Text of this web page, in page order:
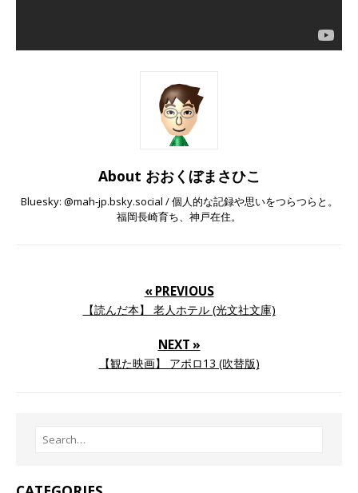
About おおくぼまさひこ
Bluesky: @mah-jp.bsky.social / 個人的な記録や思いをつらつらと。
福岡長崎育ち、神戸在住。
« PREVIOUS
【読んだ本】 老人ホテル (光文社文庫)
NEXT »
【観た映画】 アポロ13 (吹替版)